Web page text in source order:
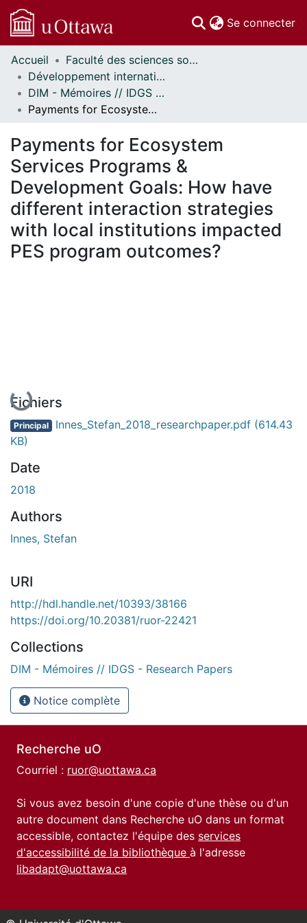
Se connecter
Communautés
et collections
Parcourir
Statistiques
À propos
Accueil
Faculté des sciences sociales // Faculty of Social Sciences
Développement international et mondialisation // International Development and Global Studies
DIM - Mémoires // IDGS - Research Papers
Payments for Ecosystem Services Programs & Development Goals: How have different interaction strategies with local institutions impacted PES program outcomes?
Payments for Ecosystem
Services Programs &
Development Goals: How have
different interaction strategies
with local institutions impacted
PES program outcomes?
Fichiers
Principal Innes_Stefan_2018_researchpaper.pdf (614.43
KB)
Date
2018
Authors
Innes, Stefan
URI
http://hdl.handle.net/10393/38166
https://doi.org/10.20381/ruor-22421
Collections
DIM - Mémoires // IDGS - Research Papers
Notice complète
Recherche uO
Courriel : ruor@uottawa.ca
Si vous avez besoin d'une copie d'une thèse ou d'un
autre document dans Recherche uO dans un format
accessible, contactez l'équipe des services
d'accessibilité de la bibliothèque à l'adresse
libadapt@uottawa.ca